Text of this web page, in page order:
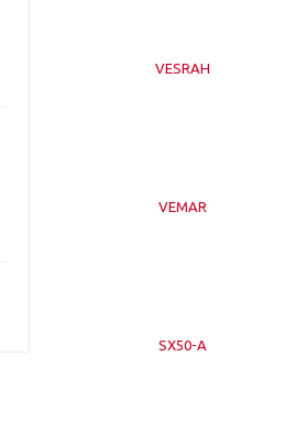
VESRAH
VEMAR
SX50-A